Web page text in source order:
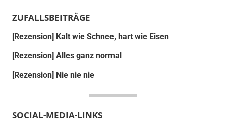
ZUFALLSBEITRÄGE
[Rezension] Kalt wie Schnee, hart wie Eisen
[Rezension] Alles ganz normal
[Rezension] Nie nie nie
SOCIAL-MEDIA-LINKS